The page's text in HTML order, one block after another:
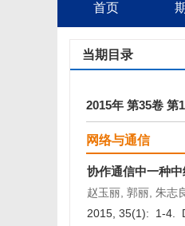
首页
当期目录
2015年 第35卷 第
网络与通信
协作通信中一种
赵玉丽, 郭丽, 朱志
2015, 35(1): 1-4.